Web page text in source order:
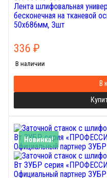
Лента шлифовальная
бесконечная на тканевой
50х686мм, 3шт
336 ₽
В наличии
В
Новинка!